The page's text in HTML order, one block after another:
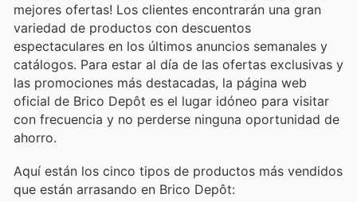
mejores ofertas! Los clientes encontrarán una gran
variedad de productos con descuentos
espectaculares en los últimos anuncios semanales y
catálogos. Para estar al día de las ofertas exclusivas y
las promociones más destacadas, la página web
oficial de Brico Depôt es el lugar idóneo para visitar
con frecuencia y no perderse ninguna oportunidad de
ahorro.
Aquí están los cinco tipos de productos más vendidos
que están arrasando en Brico Depôt: